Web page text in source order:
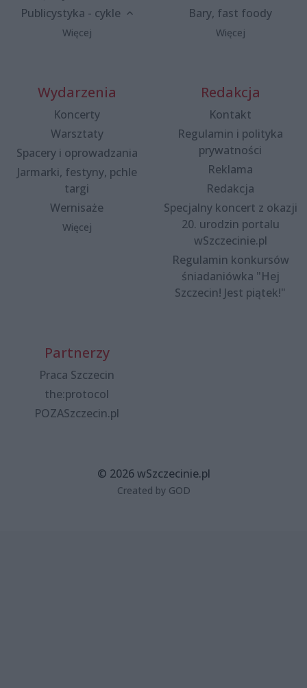
Publicystyka - cykle
Więcej
Bary, fast foody
Więcej
Wydarzenia
Koncerty
Warsztaty
Spacery i oprowadzania
Jarmarki, festyny, pchle
targi
Wernisaże
Więcej
Redakcja
Kontakt
Regulamin i polityka
prywatności
Reklama
Redakcja
Specjalny koncert z okazji
20. urodzin portalu
wSzczecinie.pl
Regulamin konkursów
śniadaniówka "Hej
Szczecin! Jest piątek!"
Partnerzy
Praca Szczecin
the:protocol
POZASzczecin.pl
© 2026 wSzczecinie.pl
Created by GOD